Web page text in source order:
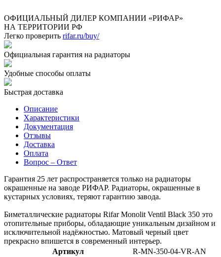
ОФИЦИАЛЬНЫЙ ДИЛЕР КОМПАНИИ «РИФАР»
НА ТЕРРИТОРИИ РФ
Легко проверить rifar.ru/buy/
Официальная гарантия на радиаторы
Удобные способы оплаты
Быстрая доставка
Описание
Характеристики
Документация
Отзывы
Доставка
Оплата
Вопрос – Ответ
Гарантия 25 лет распространяется только на радиаторы
окрашенные на заводе РИФАР. Радиаторы, окрашенные в
кустарных условиях, теряют гарантию завода.
Биметаллические радиаторы Rifar Monolit Ventil Black 350 это
отопительные приборы, обладающие уникальным дизайном и
исключительной надёжностью. Матовый черный цвет
прекрасно впишется в современный интерьер.
Артикул
R-MN-350-04-VR-AN